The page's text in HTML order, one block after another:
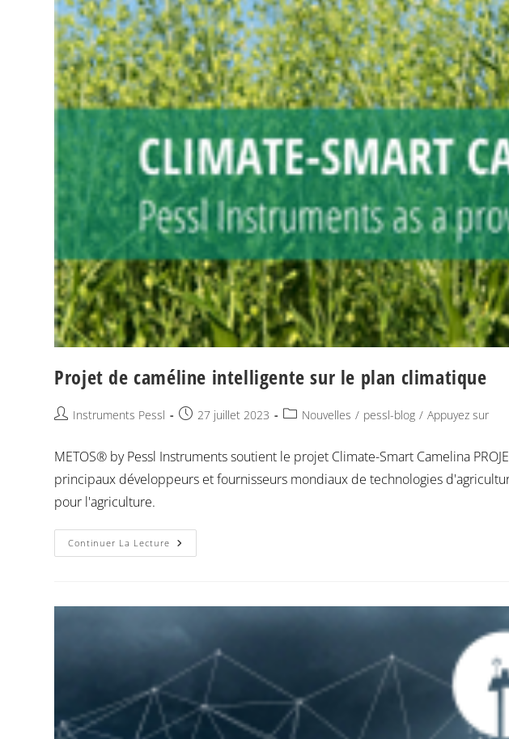
Projet de caméline intelligente sur le plan climatique
Instruments Pessl 27 juillet 2023 Nouvelles / pessl-blog / Appuyez sur
METOS® by Pessl Instruments soutient le projet Climate-Smart Camelina
principaux développeurs et fournisseurs mondiaux de technologies
pour l'agriculture.
Continuer La Lecture